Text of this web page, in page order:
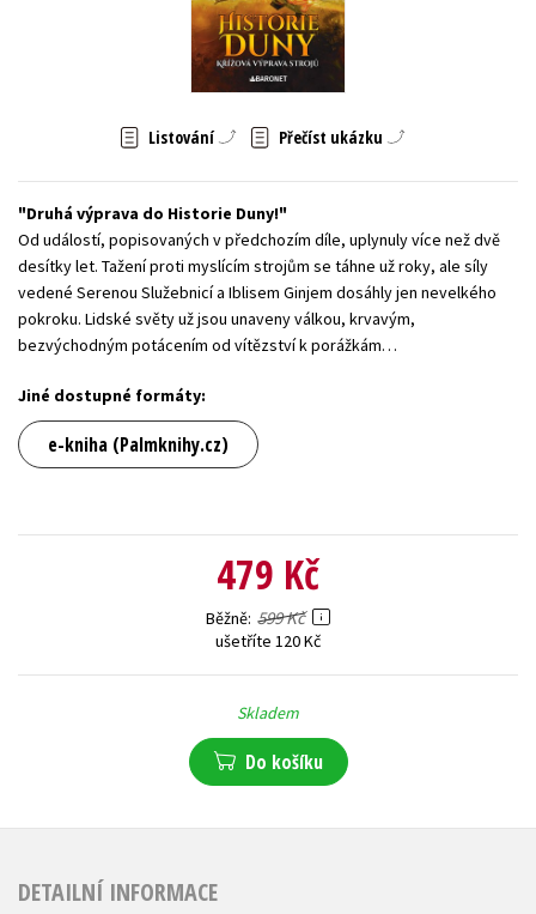
Zahraniční literatura
Všechny tituly
Listování Přečíst ukázku
Druhá výprava do Historie Duny!
Od událostí, popisovaných v předchozím díle, uplynuly více než dvě
desítky let. Tažení proti myslícím strojům se táhne už roky, ale síly
vedené Serenou Služebnicí a Iblisem Ginjem dosáhly jen nevelkého
pokroku. Lidské světy už jsou unaveny válkou, krvavým,
bezvýchodným potácením od vítězství k porážkám…
Jiné dostupné formáty:
e-kniha (Palmknihy.cz)
479 Kč
Běžně 599 Kč
ušetříte 120 Kč
Skladem
Do košíku
DETAILNÍ INFORMACE